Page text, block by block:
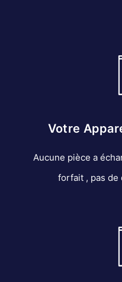
Votre
Aucune pièce a
forfait , pas de